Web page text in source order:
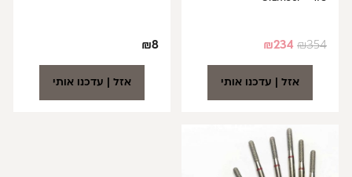
₪354
₪234
אזל | עדכנו אותי
₪8
אזל | עדכנו אותי